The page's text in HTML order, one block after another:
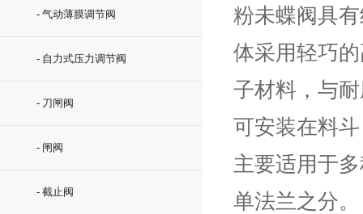
- 气动薄膜调节阀
- 自力式压力调节阀
- 刀闸阀
- 闸阀
- 截止阀
粉未蝶阀具
体采用轻巧
子材料，与
可安装在料
主要适用于
单法兰之分。